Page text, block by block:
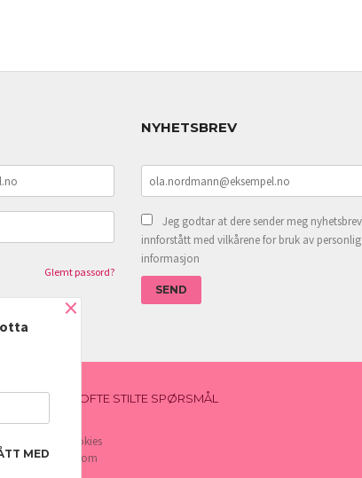
Glemt passord?
NYHETSBREV
Jeg godtar at dere sender meg
innforstått med vilkårene for bruk av personlig
informasjon
BLOGG OFTE STILTE SPØRSMÅL
Vi bruker cookies
å bruke siden som
×
MED